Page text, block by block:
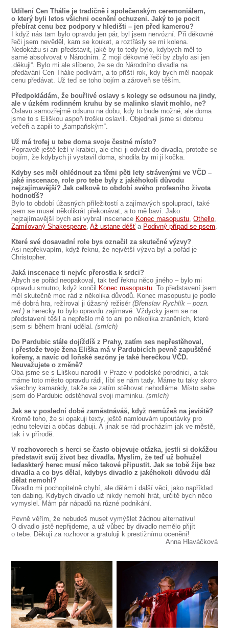
Udílení Cen Thálie je tradičně i společenským ceremoniálem,
o který byli letos všichni ocenění ochuzeni. Jaký to je pocit
přebírat cenu bez podpory v hledišti – jen před kamerou?
I když nás tam bylo opravdu jen pár, byl jsem nervózní. Při děkovné
řeči jsem nevěděl, kam se koukat, a roztřásly se mi kolena.
Nedokážu si ani představit, jaké by to tedy bylo, kdybych měl to
samé absolvovat v Národním. Z mojí děkovné řeči by zbylo asi jen
„děkuji“. Bylo mi ale slíbeno, že se do Národního divadla na
předávání Cen Thálie podívám, a to příští rok, kdy bych měl naopak
cenu předávat. Už teď se toho bojím a zároveň se těším.
Předpokládám, že bouřlivé oslavy s kolegy se odsunou na jindy,
ale v úzkém rodinném kruhu by se malinko slavit mohlo, ne?
Oslavu samozřejmě odsunu na dobu, kdy to bude možné, ale doma
jsme to s Eliškou aspoň trošku oslavili. Objednali jsme si dobrou
večeři a zapili to „šampaňským“.
Už má trofej u tebe doma svoje čestné místo?
Popravdě ještě leží v krabici, ale chci ji odvézt do divadla, protože se
bojím, že kdybych ji vystavil doma, shodila by mi ji kočka.
Kdyby ses měl ohlédnout za těmi pěti lety strávenými ve VČD –
jaké inscenace, role pro tebe byly z jakéhokoli důvodu
nejzajímavější? Jak celkově to období svého profesního života
hodnotíš?
Bylo to období úžasných příležitostí a zajímavých spoluprací, také
jsem se musel několikrát překonávat, a to mě baví. Jako
nejzajímavější bych asi vybral inscenace Konec masopustu ,Othello
Zamilovaný Shakespeare ,Až ustane déšť a Podivný případ se psem
Které své dosavadní role bys označil za skutečné výzvy?
Asi nepřekvapím, když řeknu, že největší výzva byl a pořád je
Christopher.
Jaká inscenace ti nejvíc přerostla k srdci?
Abych se pořád neopakoval, tak teď řeknu něco jiného – bylo mi
opravdu smutno, když končil
Konec masopustu . To představení jsem
měl skutečně moc rád z několika důvodů. Konec masopustu je podle
mě dobrá hra, režíroval ji úžasný režisér(Břetislav Rychlík – pozn.
red.) a herecky to bylo opravdu zajímavé. Vždycky jsem se na
představení těšil a nepřešlo mě to ani po několika zraněních, které
jsem si během hraní udělal.(smích)
Do Pardubic stále dojíždíš z Prahy, zatím ses nepřestěhoval,
i přestože tvoje žena Eliška má v Pardubicích pevně zapuštěné
kořeny, a navíc od loňské sezóny je také herečkou VČD.
Neuvažujete o změně?
Oba jsme se s Eliškou narodili v Praze v podolské porodnici, a tak
máme toto město opravdu rádi, líbí se nám tady. Máme tu taky skoro
všechny kamarády, takže se zatím stěhovat nehodláme. Místo sebe
jsem do Pardubic odstěhoval svoji maminku.(smích)
Jak se v poslední době zaměstnáváš, když nemůžeš na jeviště?
Kromě toho, že si opakuji texty, ještě namlouvám upoutávky pro
jednu televizi a občas dabuji. A jinak se rád procházím jak ve městě,
tak i v přírodě.
V rozhovorech s herci se často objevuje otázka, jestli si dokážou
představit svůj život bez divadla. Myslím, že teď už bohužel
ledaskterý herec musí něco takové připustit. Jak se tobě žije bez
divadla a co bys dělal, kdybys divadlo z jakéhokoli důvodu dál
dělat nemohl?
Divadlo mi pochopitelně chybí, ale dělám i další věci, jako například
ten dabing. Kdybych divadlo už nikdy nemohl hrát, určitě bych něco
vymyslel. Mám pár nápadů na různé podnikání.
Pevně věřím, že nebudeš muset vymýšlet žádnou alternativu!
O divadlo jistě nepřijdeme, a už vůbec by divadlo nemělo přijít
o tebe. Děkuji za rozhovor a gratuluji k prestižnímu ocenění!
Anna Hlaváčková